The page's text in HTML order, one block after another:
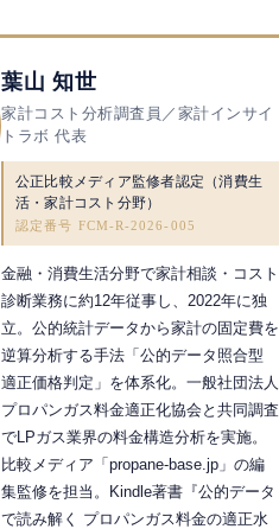
葉山 知世
家計コスト分析調査員／家計インサイ
トラボ 代表
公正比較メディア監修者認定（消費生
活・家計コスト分野）
認定番号 FCM-R-2026-005
金融・消費生活分野で家計相談・コスト
診断業務に約12年従事し、2022年に独
立。公的統計データから家計の固定費を
逆算分析する手法「公的データ照合型
適正価格判定」を体系化。一般社団法人
プロパンガス料金適正化協会と共同調査
でLPガス業界の料金構造分析を実施。
比較メディア「propane-base.jp」の編
集監修を担当。Kindle著書『公的データ
で読み解く プロパンガス料金の適正水